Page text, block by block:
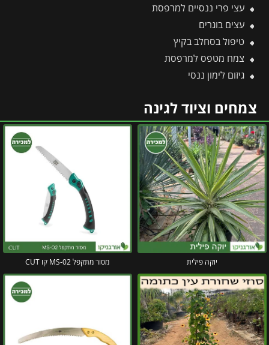
עצי פרי ננסיים למרפסת
עצים בוגרים
טיפול בסחלב בקיץ
צמח מטפס למרפסת
גיזום לימון ננסי
צמחים וציוד לגינה
יוקה פילית מסור מתקפל MS-02 קו CUT